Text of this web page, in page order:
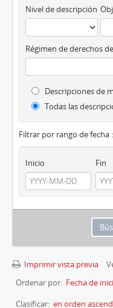
Nivel de descripción
Descripciones de
Todas las
Filtrar por rango de fecha :
Inicio Fin
Imprimir vista previa
Ordenar por: Fecha de
Clasificar: en orden